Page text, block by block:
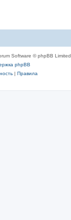
Software © phpBB Limited
phpBB
| Правила